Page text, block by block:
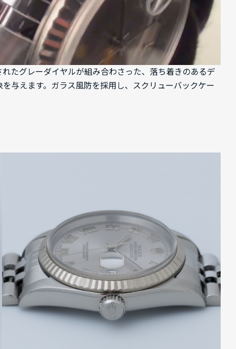
たグレーダイヤルが組み合わさった、落ち着きのあるデ
与えます。ガラス風防を採用し、スクリューバックケー